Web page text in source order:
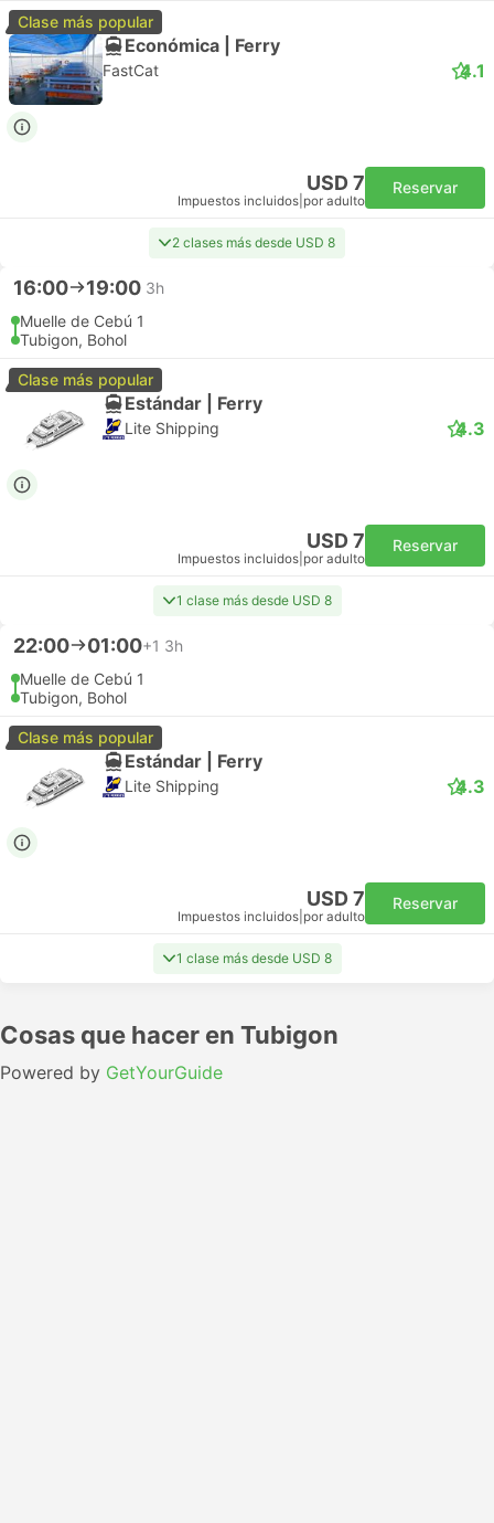
Clase más popular
Económica | Ferry
FastCat 4.1
USD 7
Impuestos incluidos por adulto
Reservar
2 clases más desde USD 8
16:00 19:00 3h
Muelle de Cebú 1
Tubigon, Bohol
Clase más popular
Estándar | Ferry
Lite Shipping 4.3
USD 7
Impuestos incluidos por adulto
Reservar
1 clase más desde USD 8
22:00 01:00+1 3h
Muelle de Cebú 1
Tubigon, Bohol
Clase más popular
Estándar | Ferry
Lite Shipping 4.3
USD 7
Impuestos incluidos por adulto
Reservar
1 clase más desde USD 8
Cosas que hacer en Tubigon
Powered by GetYourGuide